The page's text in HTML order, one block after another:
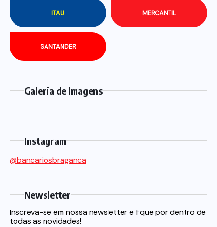
ITAU MERCANTIL
SANTANDER
Galeria de Imagens
Instagram
@bancariosbraganca
Newsletter
Inscreva-se em nossa newsletter e fique por dentro de
todas as novidades!